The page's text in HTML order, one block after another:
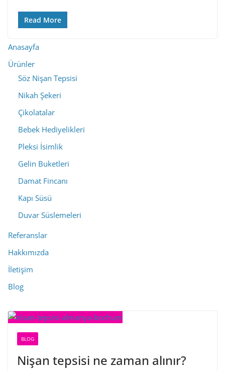
Read More
Anasayfa
Ürünler
Söz Nişan Tepsisi
Nikah Şekeri
Çikolatalar
Bebek Hediyelikleri
Pleksi İsimlik
Gelin Buketleri
Damat Fincanı
Kapı Süsü
Duvar Süslemeleri
Referanslar
Hakkımızda
İletişim
Blog
BLOG
Nişan tepsisi ne zaman alınır?